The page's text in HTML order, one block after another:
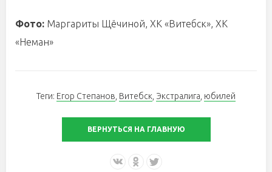
Фото: Маргариты Щёчиной, ХК «Витебск», ХК
«Неман»
Теги: Егор Степанов, Витебск, Экстралига, юбилей
ВЕРНУТЬСЯ НА ГЛАВНУЮ